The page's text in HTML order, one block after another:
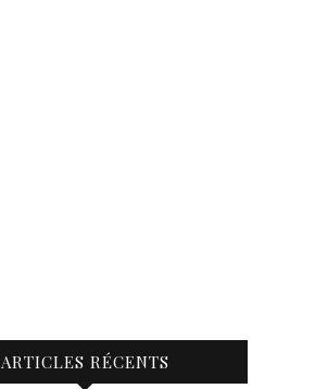
ARTICLES RÉCENTS